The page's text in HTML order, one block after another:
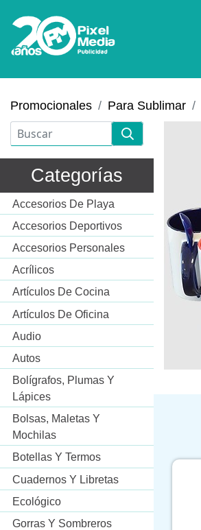
Promocionales Para Sublimar
Categorías
Accesorios De Playa
Accesorios Deportivos
Accesorios Personales
Acrílicos
Artículos De Cocina
Artículos De Oficina
Audio
Autos
Bolígrafos, Plumas Y
Lápices
Bolsas, Maletas Y
Mochilas
Botellas Y Termos
Cuadernos Y Libretas
Ecológico
Gorras Y Sombreros
Cojín Sublimable